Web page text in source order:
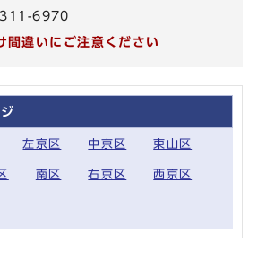
6970
間違いにご注意ください
左京区 中京区 東山区
南区 右京区 西京区